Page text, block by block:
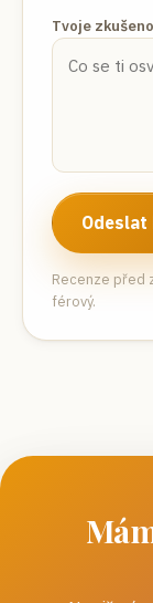
Tvoje
Odeslat
Recenze před
férový.